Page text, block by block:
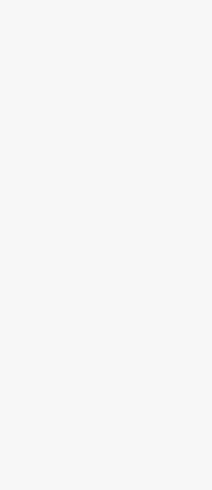
ele ficará pronto,
infinita memória.
dizendo que
escolas. Não dê
onde o povo
privada, num
Será uma imensa
no coração de
saeculorum”, e
‘Estás vendo este
o começou e Tito
Outra vantagem
teremos